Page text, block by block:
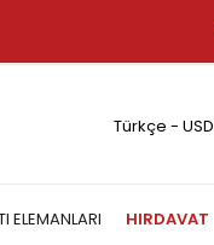
Türkçe - USD
ELEMANLARI HIRDAVAT